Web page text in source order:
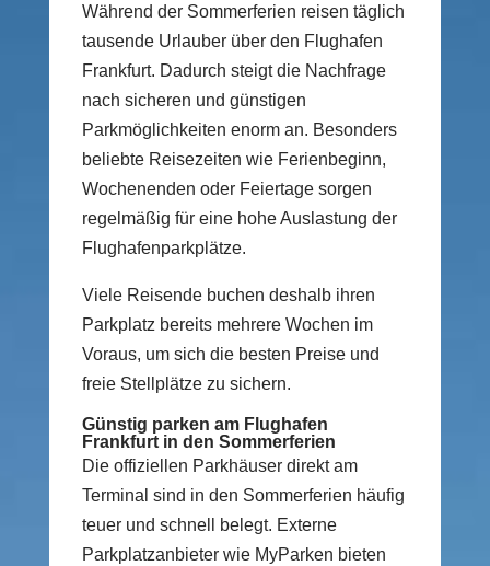
Während der Sommerferien reisen täglich
tausende Urlauber über den Flughafen
Frankfurt. Dadurch steigt die Nachfrage
nach sicheren und günstigen
Parkmöglichkeiten enorm an. Besonders
beliebte Reisezeiten wie Ferienbeginn,
Wochenenden oder Feiertage sorgen
regelmäßig für eine hohe Auslastung der
Flughafenparkplätze.
Viele Reisende buchen deshalb ihren
Parkplatz bereits mehrere Wochen im
Voraus, um sich die besten Preise und
freie Stellplätze zu sichern.
Günstig parken am Flughafen
Frankfurt in den Sommerferien
Die offiziellen Parkhäuser direkt am
Terminal sind in den Sommerferien häufig
teuer und schnell belegt. Externe
Parkplatzanbieter wie MyParken bieten